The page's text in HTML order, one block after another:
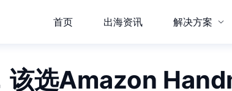
首页 出海资讯 解决方案
该选Amazon